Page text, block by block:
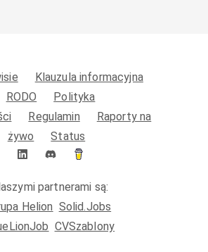
Klauzula informacyjna
RODO
Polityka
Regulamin
Raporty na
żywo
Status
partnerami są:
Helion Solid.Jobs
CVSzablony